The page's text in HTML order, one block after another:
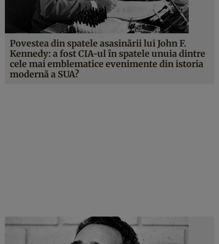
Povestea din spatele asasinării lui John F.
Kennedy: a fost CIA-ul în spatele unuia dintre
cele mai emblematice evenimente din istoria
modernă a SUA?